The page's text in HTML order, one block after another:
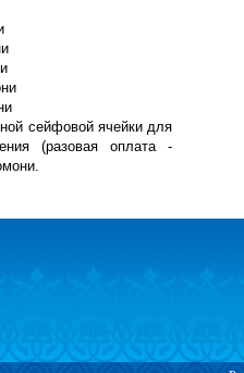
сейфовой ячейки для
(разовая оплата -